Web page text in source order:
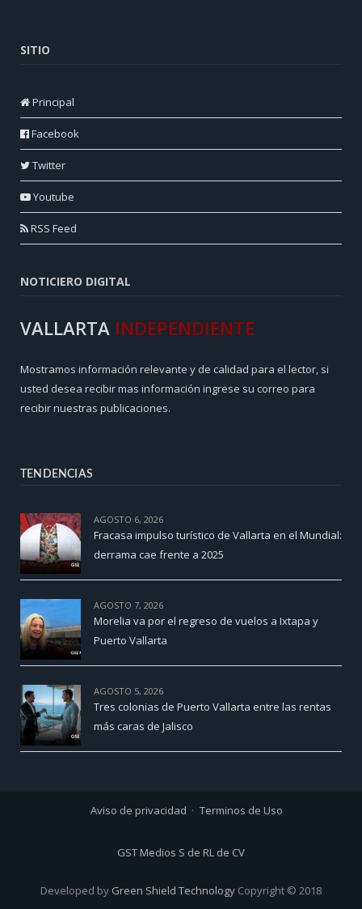
SITIO
Principal
Facebook
Twitter
Youtube
RSS Feed
NOTICIERO DIGITAL
VALLARTA INDEPENDIENTE
Mostramos información relevante y de calidad para el lector, si
usted desea recibir mas información ingrese su correo para
recibir nuestras publicaciones.
TENDENCIAS
AGOSTO 6, 2026
Fracasa impulso turístico de Vallarta en el Mundial:
derrama cae frente a 2025
AGOSTO 7, 2026
Morelia va por el regreso de vuelos a Ixtapa y
Puerto Vallarta
AGOSTO 5, 2026
Tres colonias de Puerto Vallarta entre las rentas
más caras de Jalisco
Aviso de privacidad Terminos de Uso
GST Medios S de RL de CV
Developed by Green Shield Technology Copyright © 2018